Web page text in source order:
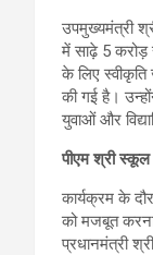
उपमुख्यमंत्री
में साढ़े 5 करोड़
के लिए
की गई है।
युवाओं और
पीएम श्री
कार्यक्रम के
को मजबूत
प्रधानमंत्री